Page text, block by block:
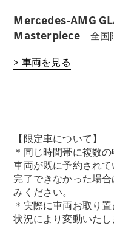
Mercedes-AMG
Masterpiece 全国
> 車両を見る
【限定車について】
＊同じ時間帯に複数
車両が既に予約され
完了できなかった場
みください。
＊実際に車両お取り
状況により変動いたし